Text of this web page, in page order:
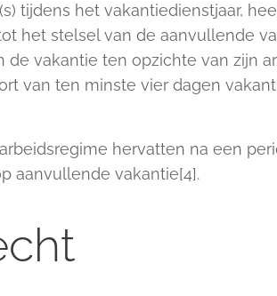
tijdens het vakantiedienstjaar,
het stelsel van de aanvullende
vakantie ten opzichte van zijn
van ten minste vier dagen
hervatten na een
aanvullende vakantie[4].